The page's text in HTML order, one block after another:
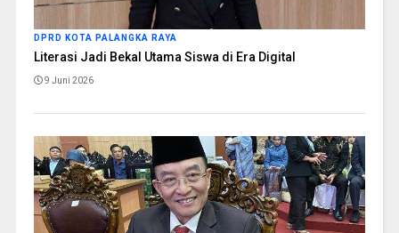
DPRD KOTA PALANGKA RAYA
Literasi Jadi Bekal Utama Siswa di Era Digital
9 Juni 2026